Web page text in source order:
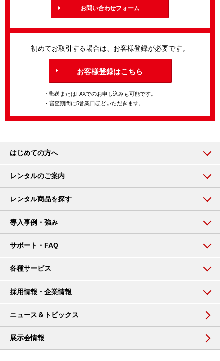
お問い合わせフォーム
初めてお取引する場合は、お客様登録が必要です。
お客様登録はこちら
・郵送またはFAXでのお申し込みも可能です。
・審査期間に5営業日ほどいただきます。
はじめての方へ
レンタルのご案内
レンタル商品を探す
導入事例・強み
サポート・FAQ
各種サービス
採用情報・企業情報
ニュース＆トピックス
展示会情報